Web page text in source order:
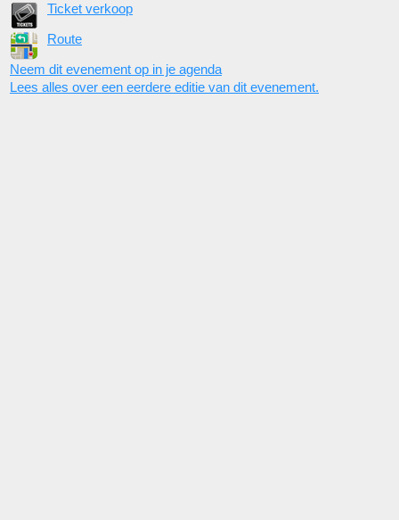
Ticket verkoop
Route
Neem dit evenement op in je agenda
Lees alles over een eerdere editie van dit evenement.